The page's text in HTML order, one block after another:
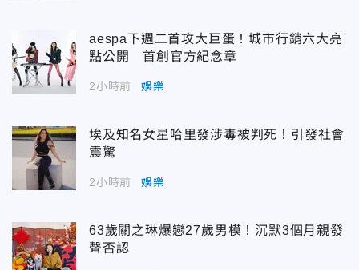
aespa下週二首攻大巨蛋！城市行銷六大亮
點公開 首創官方紀念章
2小時前 娛樂
埃及知名女星哈里發涉毒被判死！引發社會
震驚
2小時前 娛樂
63歲關之琳爆戀27歲男模！沉默3個月親發
聲否認